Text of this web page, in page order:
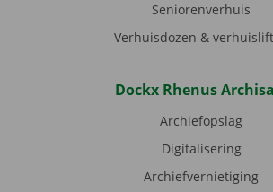
Seniorenverhuis
Verhuisdozen &
Dockx Rhenus
Archiefopslag
Digitalisering
Archiefvernietiging